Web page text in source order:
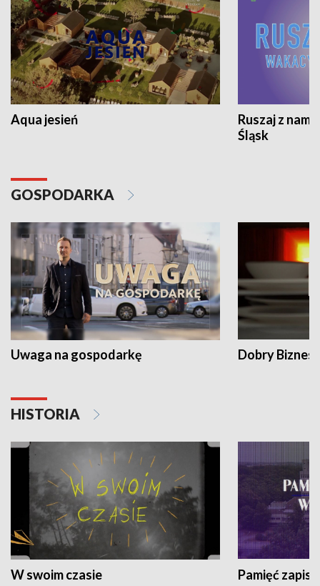
Aqua jesień
Ruszaj z
Śląsk
GOSPODARKA
Uwaga na gospodarkę Dobry Biznes
HISTORIA
W swoim czasie Pamięć